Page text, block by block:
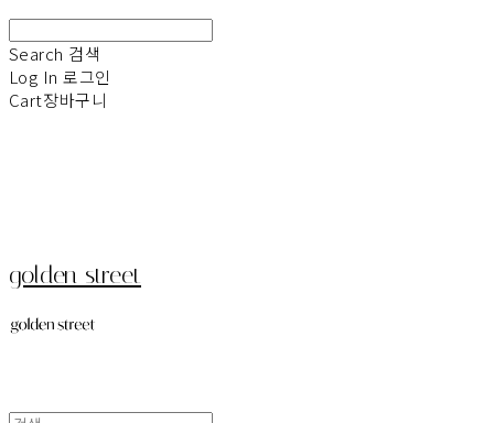
Search 검색
Log In 로그인
Cart장바구니
golden street